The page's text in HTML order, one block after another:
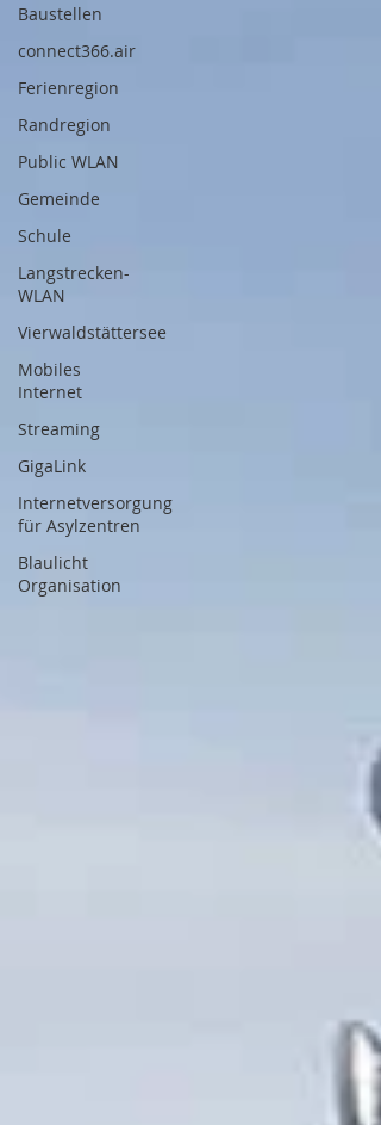
Baustellen
connect366.air
Ferienregion
Randregion
Public WLAN
Gemeinde
Schule
Langstrecken-
WLAN
Vierwaldstättersee
Mobiles
Internet
Streaming
GigaLink
Internetversorgung
für Asylzentren
Blaulicht
Organisation